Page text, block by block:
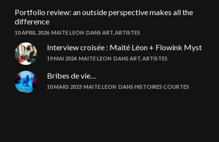
Portfolio review: an outside perspective makes all the
difference
10 APRIL 2026 MAITE LEON DANS ART ARTISTES
Interview croisée : Maité Léon + Flowink Myst
19 MAI 2024 MAITE LEON DANS ART ARTISTES
Bribes de vie…
10 MARS 2023 MAITE LEON DANS HISTOIRES COURTES